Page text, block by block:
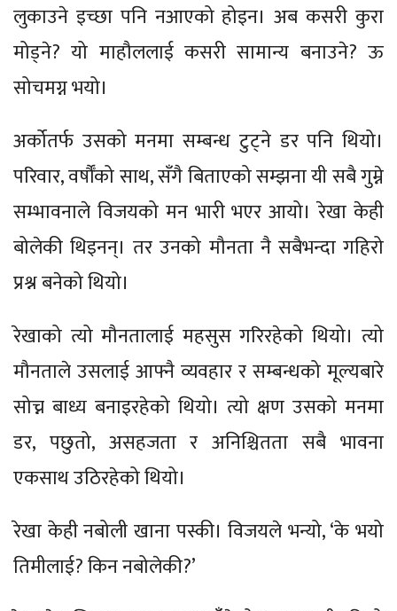
लुकाउने इच्छा पनि नआएको होइन। अब कसरी कुरा
मोड्ने? यो माहौललाई कसरी सामान्य बनाउने? ऊ
सोचमग्न भयो।
अर्कोतर्फ उसको मनमा सम्बन्ध टुट्ने डर पनि थियो।
परिवार, वर्षौँको साथ, सँगै बिताएको सम्झना यी सबै गुम्ने
सम्भावनाले विजयको मन भारी भएर आयो। रेखा केही
बोलेकी थिइनन्। तर उनको मौनता नै सबैभन्दा गहिरो
प्रश्न बनेको थियो।
रेखाको त्यो मौनतालाई महसुस गरिरहेको थियो। त्यो
मौनताले उसलाई आफ्नै व्यवहार र सम्बन्धको मूल्यबारे
सोच्न बाध्य बनाइरहेको थियो। त्यो क्षण उसको मनमा
डर, पछुतो, असहजता र अनिश्चितता सबै भावना
एकसाथ उठिरहेको थियो।
रेखा केही नबोली खाना पस्की। विजयले भन्यो, ‘के भयो
तिमीलाई? किन नबोलेकी?’